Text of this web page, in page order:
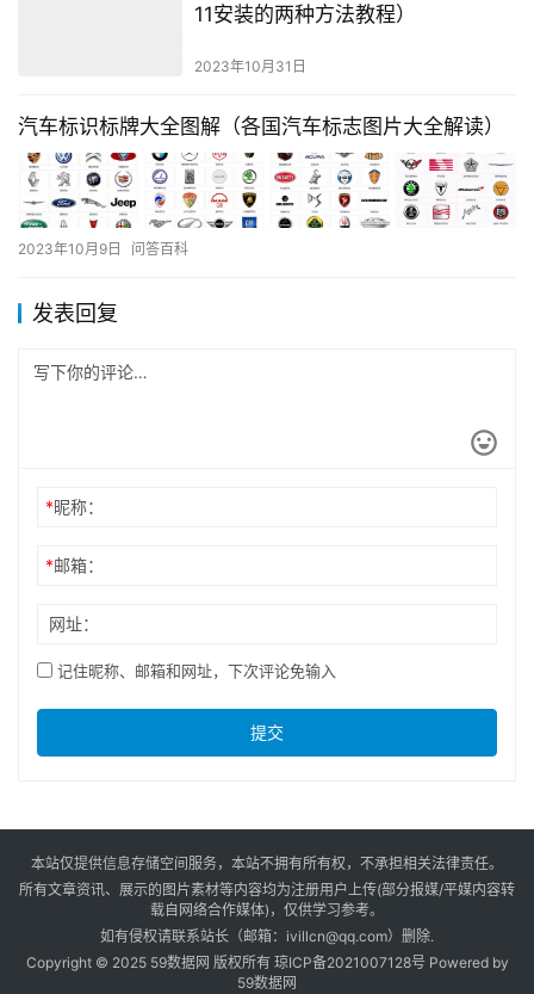
11安装的两种方法教程）
2023年10月31日
汽车标识标牌大全图解（各国汽车标志图片大全解读）
2023年10月9日 问答百科
发表回复
*昵称：
*邮箱：
网址：
记住昵称、邮箱和网址，下次评论免输入
提交
本站仅提供信息存储空间服务，本站不拥有所有权，不承担相关法律责任。
所有文章资讯、展示的图片素材等内容均为注册用户上传(部分报媒/平媒内容转
载自网络合作媒体)，仅供学习参考。
如有侵权请联系站长（邮箱：ivillcn@qq.com）删除.
Copyright © 2025 59数据网 版权所有 琼ICP备2021007128号 Powered by
59数据网